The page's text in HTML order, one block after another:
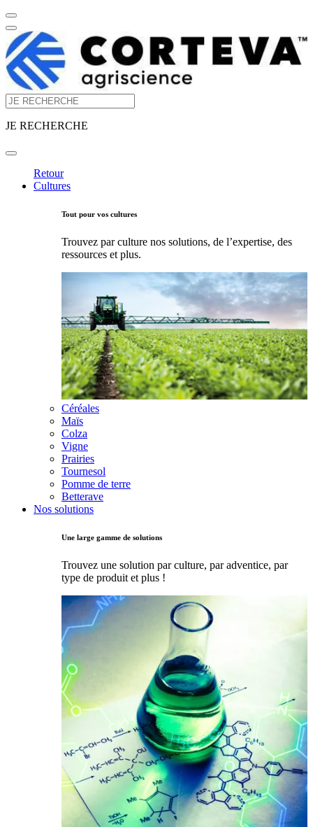
JE RECHERCHE
Retour
Cultures
Tout pour vos cultures
Trouvez par culture nos solutions, de l’expertise, des
ressources et plus.
Céréales
Maïs
Colza
Vigne
Prairies
Tournesol
Pomme de terre
Betterave
Nos solutions
Une large gamme de solutions
Trouvez une solution par culture, par adventice, par
type de produit et plus !